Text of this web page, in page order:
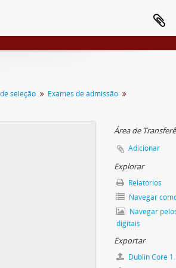
seleção Exames de admissão
Área de
Adicionar
Explorar
Relatórios
Navegar
Navegar
digitais
Exportar
Dublin Core